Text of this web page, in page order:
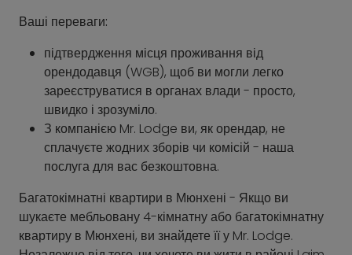
Ваші переваги:
підтвердження місця проживання від
орендодавця (WGB), щоб ви могли легко
зареєструватися в органах влади - просто,
швидко і зрозуміло.
З компанією Mr. Lodge ви, як орендар, не
сплачуєте жодних зборів чи комісій - наша
послуга для вас безкоштовна.
Багатокімнатні квартири в Мюнхені - Якщо ви
шукаєте мебльовану 4-кімнатну або багатокімнатну
квартиру в Мюнхені, ви знайдете її у Mr. Lodge.